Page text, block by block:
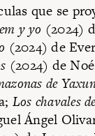
que se
y yo (2024)
(2024) de
(2024) de
de
Los chavales
Ángel